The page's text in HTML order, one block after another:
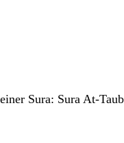
Sura: Sura At-